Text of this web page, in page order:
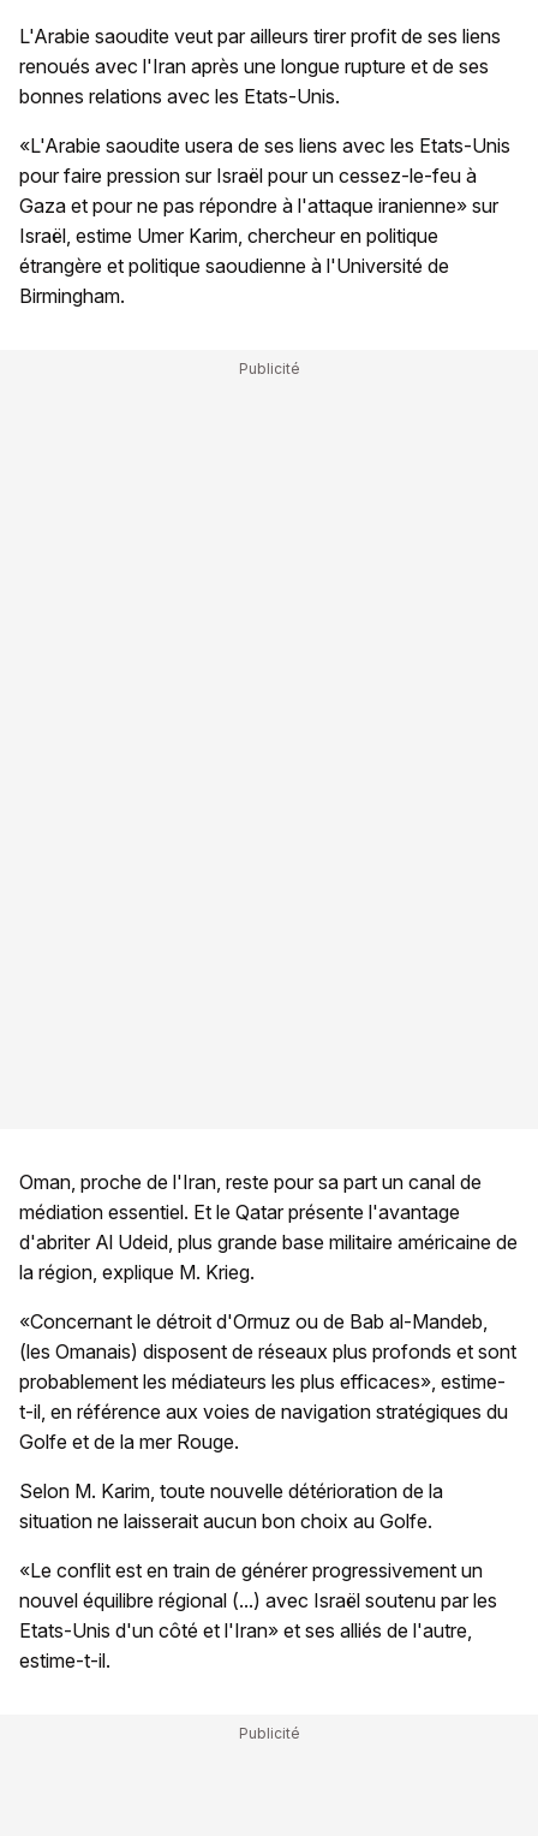
L'Arabie saoudite veut par ailleurs tirer profit de ses liens
renoués avec l'Iran après une longue rupture et de ses
bonnes relations avec les Etats-Unis.
«L'Arabie saoudite usera de ses liens avec les Etats-Unis
pour faire pression sur Israël pour un cessez-le-feu à
Gaza et pour ne pas répondre à l'attaque iranienne» sur
Israël, estime Umer Karim, chercheur en politique
étrangère et politique saoudienne à l'Université de
Birmingham.
Oman, proche de l'Iran, reste pour sa part un canal de
médiation essentiel. Et le Qatar présente l'avantage
d'abriter Al Udeid, plus grande base militaire américaine de
la région, explique M. Krieg.
«Concernant le détroit d'Ormuz ou de Bab al-Mandeb,
(les Omanais) disposent de réseaux plus profonds et sont
probablement les médiateurs les plus efficaces», estime-
t-il, en référence aux voies de navigation stratégiques du
Golfe et de la mer Rouge.
Selon M. Karim, toute nouvelle détérioration de la
situation ne laisserait aucun bon choix au Golfe.
«Le conflit est en train de générer progressivement un
nouvel équilibre régional (...) avec Israël soutenu par les
Etats-Unis d'un côté et l'Iran» et ses alliés de l'autre,
estime-t-il.